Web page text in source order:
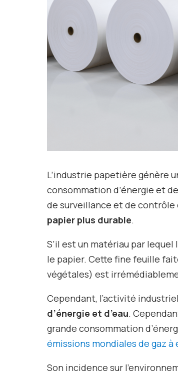
L’industrie papetière génère
consommation d’énergie et
de surveillance et de contrôle
papier plus durable.
S’il est un matériau par
le papier. Cette fine feuille
végétales) est
Cependant, l’activité
d’énergie et d’eau.
grande consommation
émissions mondiales de gaz
Son incidence sur